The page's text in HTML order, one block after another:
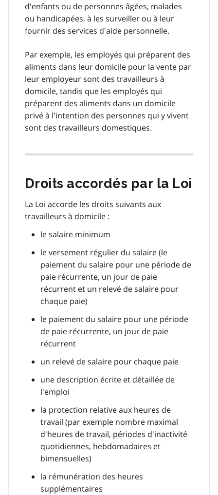
d'enfants ou de personnes âgées, malades
ou handicapées, à les surveiller ou à leur
fournir des services d'aide personnelle.
Par exemple, les employés qui préparent des
aliments dans leur domicile pour la vente par
leur employeur sont des travailleurs à
domicile, tandis que les employés qui
préparent des aliments dans un domicile
privé à l'intention des personnes qui y vivent
sont des travailleurs domestiques.
Droits accordés par la Loi
La Loi accorde les droits suivants aux
travailleurs à domicile :
le salaire minimum
le versement régulier du salaire (le
paiement du salaire pour une période de
paie récurrente, un jour de paie
récurrent et un relevé de salaire pour
chaque paie)
le paiement du salaire pour une période
de paie récurrente, un jour de paie
récurrent
un relevé de salaire pour chaque paie
une description écrite et détaillée de
l'emploi
la protection relative aux heures de
travail (par exemple nombre maximal
d'heures de travail, périodes d'inactivité
quotidiennes, hebdomadaires et
bimensuelles)
la rémunération des heures
supplémentaires